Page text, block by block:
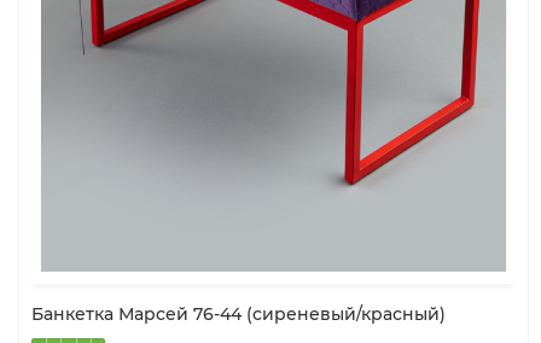
Банкетка Марсей 76-44 (сиреневый/красный)